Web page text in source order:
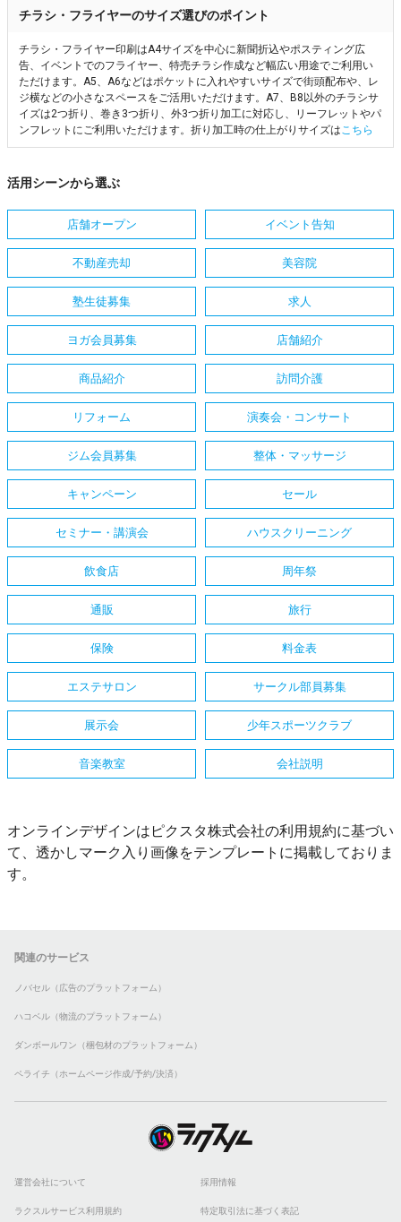
チラシ・フライヤーのサイズ選びのポイント
チラシ・フライヤー印刷はA4サイズを中心に新聞折込やポスティング広
告、イベントでのフライヤー、特売チラシ作成など幅広い用途でご利用い
ただけます。A5、A6などはポケットに入れやすいサイズで街頭配布や、レ
ジ横などの小さなスペースをご活用いただけます。A7、B8以外のチラシサ
イズは2つ折り、巻き3つ折り、外3つ折り加工に対応し、リーフレットやパ
ンフレットにご利用いただけます。折り加工時の仕上がりサイズはこちら
活用シーンから選ぶ
店舗オープン イベント告知
不動産売却 美容院
塾生徒募集 求人
ヨガ会員募集 店舗紹介
商品紹介 訪問介護
リフォーム 演奏会・コンサート
ジム会員募集 整体・マッサージ
キャンペーン セール
セミナー・講演会 ハウスクリーニング
飲食店 周年祭
通販 旅行
保険 料金表
エステサロン サークル部員募集
展示会 少年スポーツクラブ
音楽教室 会社説明
オンラインデザインはピクスタ株式会社の利用規約に基づい
て、透かしマーク入り画像をテンプレートに掲載しておりま
す。
関連のサービス
ノバセル（広告のプラットフォーム）
ハコベル（物流のプラットフォーム）
ダンボールワン（梱包材のプラットフォーム）
ペライチ（ホームページ作成/予約/決済）
運営会社について 採用情報
ラクスルサービス利用規約 特定取引法に基づく表記